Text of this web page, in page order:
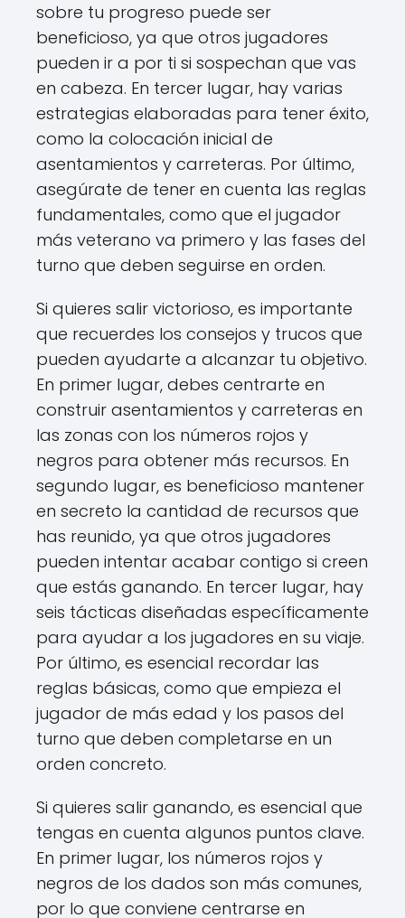
sobre tu progreso puede ser
beneficioso, ya que otros jugadores
pueden ir a por ti si sospechan que vas
en cabeza. En tercer lugar, hay varias
estrategias elaboradas para tener éxito,
como la colocación inicial de
asentamientos y carreteras. Por último,
asegúrate de tener en cuenta las reglas
fundamentales, como que el jugador
más veterano va primero y las fases del
turno que deben seguirse en orden.
Si quieres salir victorioso, es importante
que recuerdes los consejos y trucos que
pueden ayudarte a alcanzar tu objetivo.
En primer lugar, debes centrarte en
construir asentamientos y carreteras en
las zonas con los números rojos y
negros para obtener más recursos. En
segundo lugar, es beneficioso mantener
en secreto la cantidad de recursos que
has reunido, ya que otros jugadores
pueden intentar acabar contigo si creen
que estás ganando. En tercer lugar, hay
seis tácticas diseñadas específicamente
para ayudar a los jugadores en su viaje.
Por último, es esencial recordar las
reglas básicas, como que empieza el
jugador de más edad y los pasos del
turno que deben completarse en un
orden concreto.
Si quieres salir ganando, es esencial que
tengas en cuenta algunos puntos clave.
En primer lugar, los números rojos y
negros de los dados son más comunes,
por lo que conviene centrarse en